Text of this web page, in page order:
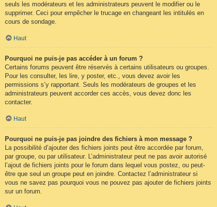
seuls les modérateurs et les administrateurs peuvent le modifier ou le
supprimer. Ceci pour empêcher le trucage en changeant les intitulés en
cours de sondage.
Haut
Pourquoi ne puis-je pas accéder à un forum ?
Certains forums peuvent être réservés à certains utilisateurs ou groupes.
Pour les consulter, les lire, y poster, etc., vous devez avoir les
permissions s’y rapportant. Seuls les modérateurs de groupes et les
administrateurs peuvent accorder ces accès, vous devez donc les
contacter.
Haut
Pourquoi ne puis-je pas joindre des fichiers à mon message ?
La possibilité d’ajouter des fichiers joints peut être accordée par forum,
par groupe, ou par utilisateur. L’administrateur peut ne pas avoir autorisé
l’ajout de fichiers joints pour le forum dans lequel vous postez, ou peut-
être que seul un groupe peut en joindre. Contactez l’administrateur si
vous ne savez pas pourquoi vous ne pouvez pas ajouter de fichiers joints
sur un forum.